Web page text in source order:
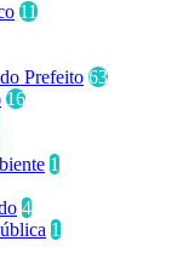
11
Prefeito 63
16
1
4
1